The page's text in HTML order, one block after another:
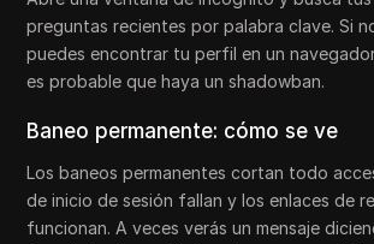
preguntas recientes por palabra clave. Si
puedes encontrar tu perfil en un
es probable que haya un shadowban.
Baneo permanente: cómo se ve
Los baneos permanentes cortan todo
de inicio de sesión fallan y los enlaces de
funcionan. A veces verás un mensaje